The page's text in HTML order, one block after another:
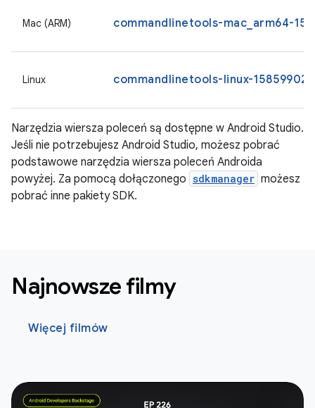
Mac (ARM) commandlinetools-mac_arm64-
Linux commandlinetools-linux-
Narzędzia wiersza poleceń są dostępne w Android Studio.
Jeśli nie potrzebujesz Android Studio, możesz pobrać
podstawowe narzędzia wiersza poleceń Androida
powyżej. Za pomocą dołączonego sdkmanager możesz
pobrać inne pakiety SDK.
Najnowsze filmy
Więcej filmów